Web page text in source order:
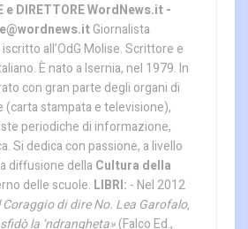
e DIRETTORE WordNews.it -
Giornalista
all’OdG Molise. Scrittore e
È nato a Isernia, nel 1979. In
con gran parte degli organi di
stampata e televisione),
periodiche di informazione,
Si dedica con passione, a livello
diffusione della Cultura della
delle scuole. LIBRI: - Nel 2012
Coraggio di dire No. Lea Garofalo,
la ‘ndrangheta»(Falco Ed.,